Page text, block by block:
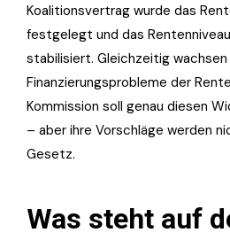
Koalitionsvertrag wurde das
festgelegt und das
stabilisiert. Gleichzeitig wachsen
Finanzierungsprobleme der
Kommission soll genau diesen
– aber ihre Vorschläge werden
Gesetz.
Was steht auf